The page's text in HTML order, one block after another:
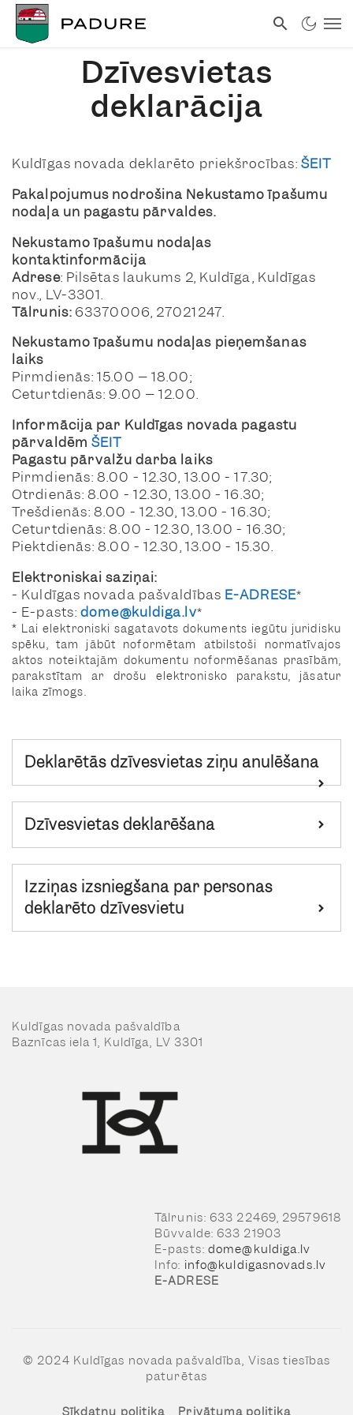
Dzīvesvietas
deklarācija
Kuldīgas novada deklarēto priekšrocības:ŠEIT
Pakalpojumus nodrošina Nekustamo īpašumu
nodaļa un pagastu pārvaldes.
Nekustamo īpašumu nodaļas
kontaktinformācija
Adrese: Pilsētas laukums 2, Kuldīga, Kuldīgas
nov., LV-3301.
Tālrunis: 63370006, 27021247.
Nekustamo īpašumu nodaļas pieņemšanas
laiks
Pirmdienās: 15.00 – 18.00;
Ceturtdienās: 9.00 – 12.00.
Informācija par Kuldīgas novada pagastu
pārvaldēm ŠEIT
Pagastu pārvalžu darba laiks
Pirmdienās: 8.00 - 12.30, 13.00 - 17.30;
Otrdienās: 8.00 - 12.30, 13.00 - 16.30;
Trešdienās: 8.00 - 12.30, 13.00 - 16.30;
Ceturtdienās: 8.00 - 12.30, 13.00 - 16.30;
Piektdienās: 8.00 - 12.30, 13.00 - 15.30.
Elektroniskai saziņai:
- Kuldīgas novada pašvaldības E-ADRESE*
- E-pasts:dome@kuldiga.lv*
* Lai elektroniski sagatavots dokuments iegūtu juridisku
spēku, tam jābūt noformētam atbilstoši normatīvajos
aktos noteiktajām dokumentu noformēšanas prasībām,
parakstītam ar drošu elektronisko parakstu, jāsatur
laika zīmogs.
Deklarētās dzīvesvietas ziņu anulēšana
Dzīvesvietas deklarēšana
Izziņas izsniegšana par personas
deklarēto dzīvesvietu
Kuldīgas novada pašvaldība
Baznīcas iela 1, Kuldīga, LV 3301
Tālrunis: 633 22469, 29579618
Būvvalde: 633 21903
E-pasts: dome@kuldiga.lv
Info: info@kuldigasnovads.lv
E-ADRESE
© 2024 Kuldīgas novada pašvaldība, Visas tiesības
paturētas